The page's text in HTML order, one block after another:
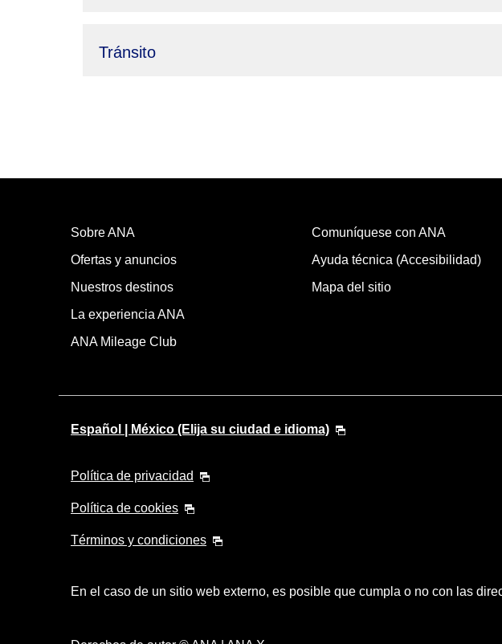
Tránsito
Sobre ANA
Ofertas y anuncios
Nuestros destinos
La experiencia ANA
ANA Mileage Club
Comuníquese con ANA
Ayuda técnica (Accesibilidad)
Mapa del sitio
Español | México (Elija su ciudad e idioma)
Política de privacidad
Política de cookies
Términos y condiciones
En el caso de un sitio web externo, es posible que cumpla o no con las